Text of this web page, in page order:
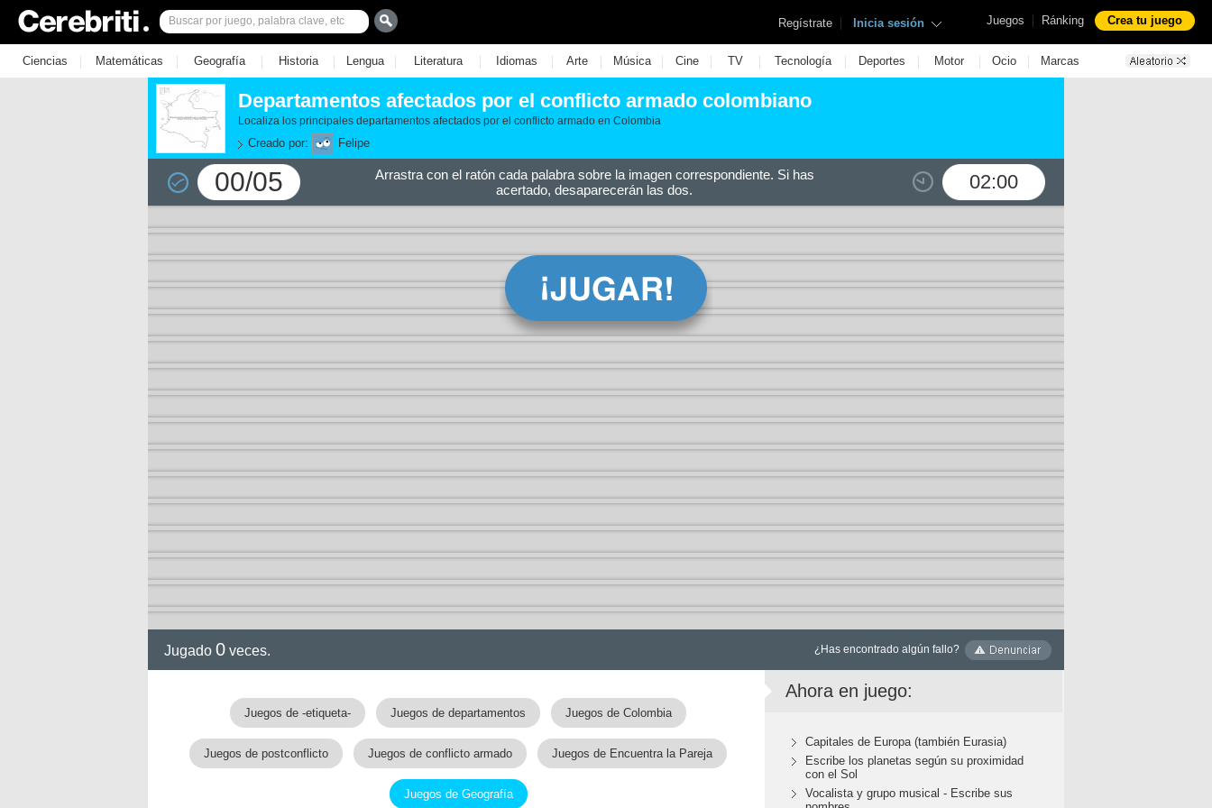
Juegos | Ránking Crea tu juego
Regístrate | Inicia sesión
Ciencias | Matemáticas | Geografía | Historia | Lengua | Literatura | Idiomas | Arte | Música | Cine | TV | Tecnología | Deportes | Motor | Ocio | Marcas
Departamentos afectados por el conflicto armado colombiano
Localiza los principales departamentos afectados por el conflicto armado en Colombia
Creado por: Felipe
00/05 02:00
Arrastra con el ratón cada palabra sobre la imagen correspondiente. Si has
acertado, desaparecerán las dos.
Jugado 0 veces. ¿Has encontrado algún fallo?
Juegos de -etiqueta- Juegos de departamentos Juegos de Colombia
Juegos de postconflicto Juegos de conflicto armado Juegos de Encuentra la Pareja
Juegos de Geografía
Ahora en juego:
Capitales de Europa (también Eurasia)
Escribe los planetas según su proximidad
con el Sol
Vocalista y grupo musical - Escribe sus